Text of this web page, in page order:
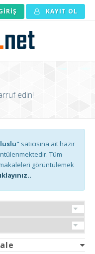
KAYIT OL
edin!
satıcısına ait hazır
Tüm
görüntülemek